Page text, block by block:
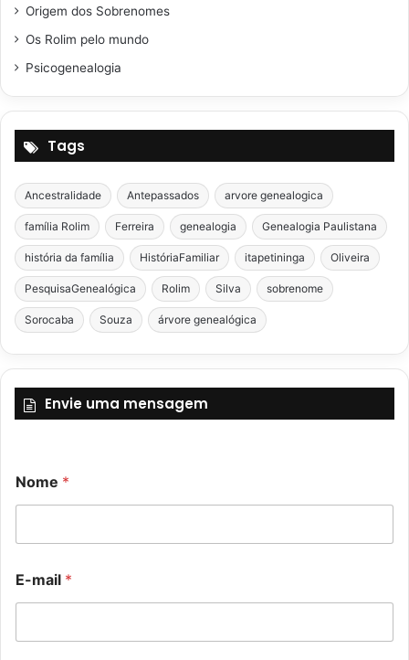
Origem dos Sobrenomes
Os Rolim pelo mundo
Psicogenealogia
Tags
Ancestralidade Antepassados arvore genealogica
família Rolim Ferreira genealogia Genealogia Paulistana
história da família HistóriaFamiliar itapetininga Oliveira
PesquisaGenealógica Rolim Silva sobrenome
Sorocaba Souza árvore genealógica
Envie uma mensagem
Nome *
-
m
i
E-mail *